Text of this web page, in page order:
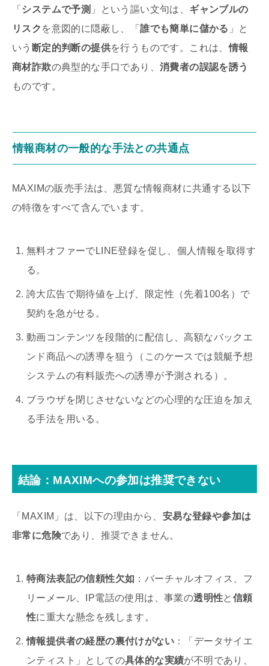
「 システムで予測 」という謳い文句は、 ギャンブルの
リスク を意図的に隠蔽し、「誰でも簡単に儲かる 」と
いう 断定的判断の提供を行うものです。これは、情報
商材詐欺の典型的な手口であり、消費者の誤認を誘う
ものです。
情報商材の一般的な手法との共通点
MAXIMの販売手法は、悪質な情報商材に共通する以下
の特徴をすべて含んでいます。
無料オファーでLINE登録を促し、個人情報を取得す
る。
誇大広告で期待値を上げ、限定性（先着100名）で
契約を急がせる。
動画コンテンツを段階的に配信し、高額なバックエ
ンド商品への誘導を狙う（このケースでは競艇予想
システムの有料販売への誘導が予測される）。
ブラウザを閉じさせないなどの心理的な圧迫を加え
る手法を用いる。
結論：MAXIMへの参加は推奨できない
「MAXIM」は、以下の理由から、 安易な登録や参加は
非常に危険であり、推奨できません。
特商法表記の信頼性欠如 ：バーチャルオフィス、フ
リーメール、IP電話の使用は、事業の透明性と 信頼
性に重大な懸念を残します。
情報提供者の経歴の裏付けがない ：「データサイエ
ンティスト」としての具体的な実績が不明であり、